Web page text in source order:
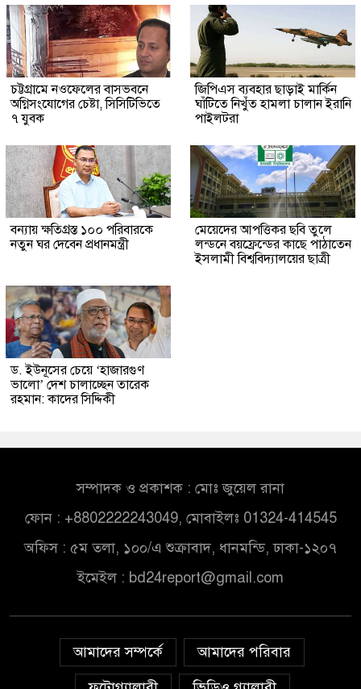
চট্টগ্রামে নওফেলের বাসভবনে
অগ্নিসংযোগের চেষ্টা, সিসিটিভিতে
৭ যুবক
জিপিএস ব্যবহার ছাড়াই মার্কিন
ঘাঁটিতে নিখুঁত হামলা চালান ইরানি
পাইলটরা
বন্যায় ক্ষতিগ্রস্ত ১০০ পরিবারকে
নতুন ঘর দেবেন প্রধানমন্ত্রী
মেয়েদের আপত্তিকর ছবি তুলে
লন্ডনে বয়ফ্রেন্ডের কাছে পাঠাতেন
ইসলামী বিশ্ববিদ্যালয়ের ছাত্রী
ড. ইউনূসের চেয়ে ‘হাজারগুণ
ভালো’ দেশ চালাচ্ছেন তারেক
রহমান: কাদের সিদ্দিকী
সম্পাদক ও প্রকাশক : মোঃ জুয়েল রানা
ফোন : +8802222243049, মোবাইলঃ 01324-414545
অফিস : ৫ম তলা, ১০০/এ শুক্রাবাদ, ধানমন্ডি, ঢাকা-১২০৭
ইমেইল : bd24report@gmail.com
আমাদের সম্পর্কে
আমাদের পরিবার